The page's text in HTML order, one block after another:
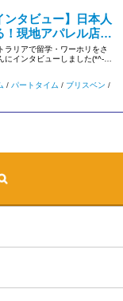
ンタビュー】日本人
！現地アパレル店で
ラリアで留学・ワーホリをさ
にインタビューしました(*^-^*)
/ パートタイム / ブリスベン /